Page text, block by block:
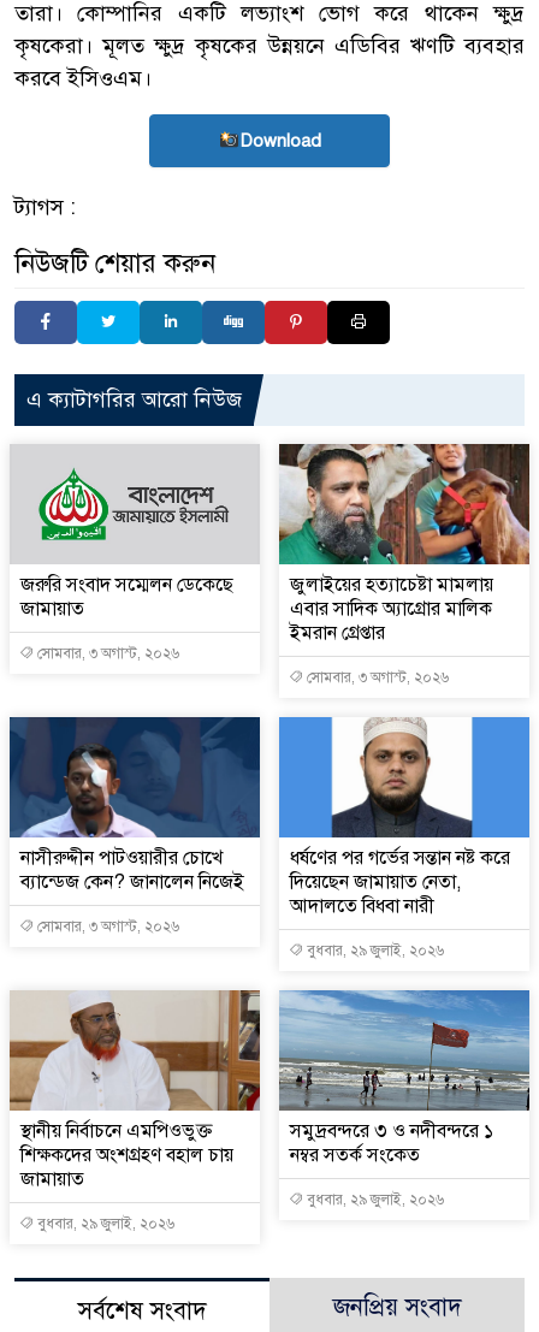
তারা। কোম্পানির একটি লভ্যাংশ ভোগ করে থাকেন ক্ষুদ্র
কৃষকেরা। মূলত ক্ষুদ্র কৃষকের উন্নয়নে এডিবির ঋণটি ব্যবহার
করবে ইসিওএম।
Download
ট্যাগস :
নিউজটি শেয়ার করুন
এ ক্যাটাগরির আরো নিউজ
জরুরি সংবাদ সম্মেলন ডেকেছে
জামায়াত
সোমবার, ৩ অগাস্ট, ২০২৬
জুলাইয়ের হত্যাচেষ্টা মামলায়
এবার সাদিক অ্যাগ্রোর মালিক
ইমরান গ্রেপ্তার
সোমবার, ৩ অগাস্ট, ২০২৬
নাসীরুদ্দীন পাটওয়ারীর চোখে
ব্যান্ডেজ কেন? জানালেন নিজেই
সোমবার, ৩ অগাস্ট, ২০২৬
ধর্ষণের পর গর্ভের সন্তান নষ্ট করে
দিয়েছেন জামায়াত নেতা,
আদালতে বিধবা নারী
বুধবার, ২৯ জুলাই, ২০২৬
স্থানীয় নির্বাচনে এমপিওভুক্ত
শিক্ষকদের অংশগ্রহণ বহাল চায়
জামায়াত
বুধবার, ২৯ জুলাই, ২০২৬
সমুদ্রবন্দরে ৩ ও নদীবন্দরে ১
নম্বর সতর্ক সংকেত
বুধবার, ২৯ জুলাই, ২০২৬
সর্বশেষ সংবাদ জনপ্রিয় সংবাদ